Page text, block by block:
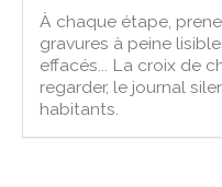
À chaque étape,
gravures à peine
effacés... La croix de
regarder, le journal
habitants.